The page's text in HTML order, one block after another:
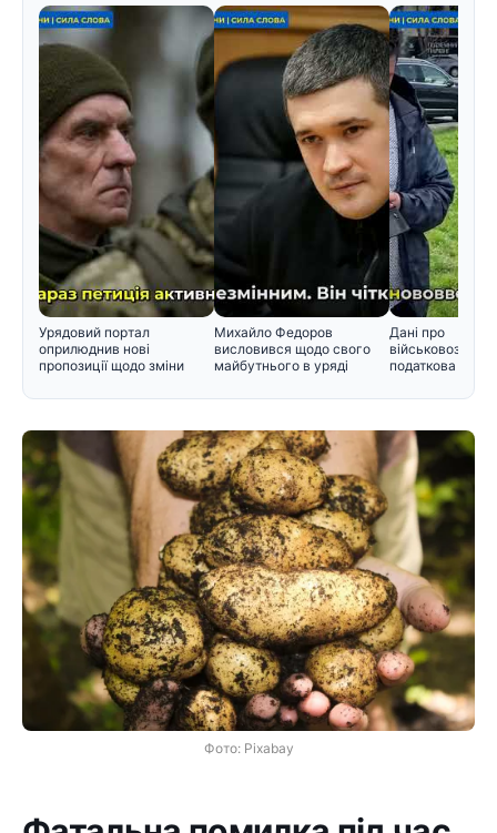
Урядовий портал
оприлюднив нові
пропозиції щодо зміни
Михайло Федоров
висловився щодо свого
майбутнього в уряді
Дані про
податкова
Фото: Pixabay